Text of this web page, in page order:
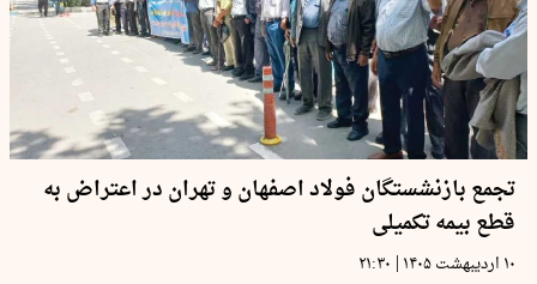
تجمع بازنشستگان فولاد اصفهان و تهران در اعتراض به
قطع بیمه تکمیلی
۱۰ اردیبهشت ۱۴۰۵ | ۲۱:۳۰